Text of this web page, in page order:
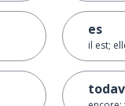
es
il est;